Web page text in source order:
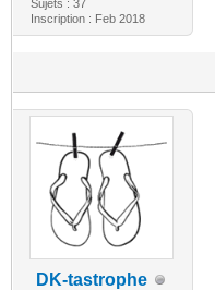
Sujets : 37
Inscription : Feb 2018
DK-tastrophe